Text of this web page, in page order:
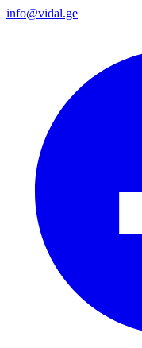
info@vidal.ge